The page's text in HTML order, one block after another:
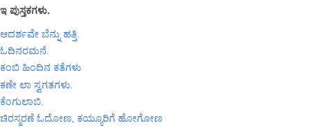
ಇ ಪುಸ್ತಕಗಳು.
ಆದರ್ಶವೇ ಬೆನ್ನು ಹತ್ತಿ.
ಓದಿನರಮನೆ.
ಕಂಬಿ ಹಿಂದಿನ ಕತೆಗಳು
ಕಣೇ ಲಾ ಸ್ವಗತಗಳು.
ಕೆಂಗುಲಾಬಿ.
ಚಿರಸ್ಮರಣೆ ಓದೋಣ, ಕಯ್ಯೂರಿಗೆ ಹೋಗೋಣ